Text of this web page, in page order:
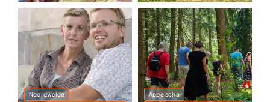
Noordwolde
Appelscha